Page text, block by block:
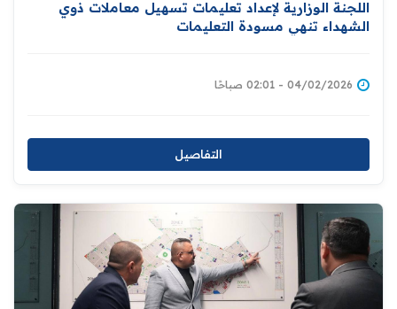
اللجنة الوزارية لإعداد تعليمات تسهيل معاملات ذوي
الشهداء تنهي مسودة التعليمات
04/02/2026 - 02:01 صباحًا
التفاصيل